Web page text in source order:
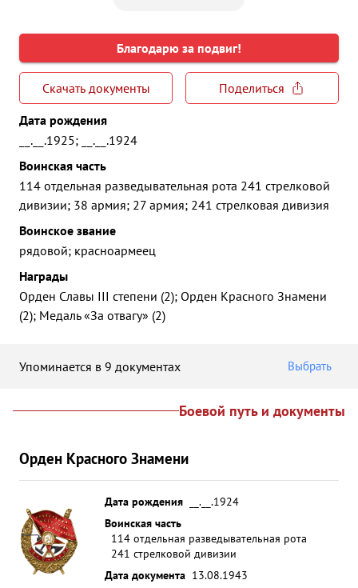
Благодарю за подвиг!
Скачать документы
Поделиться
Дата рождения
__.__.1925; __.__.1924
Воинская часть
114 отдельная разведывательная рота 241 стрелковой
дивизии; 38 армия; 27 армия; 241 стрелковая дивизия
Воинское звание
рядовой; красноармеец
Награды
Орден Славы III степени (2); Орден Красного Знамени
(2); Медаль «За отвагу» (2)
Упоминается в 9 документах Выбрать
Боевой путь и документы
Орден Красного Знамени
Дата рождения
__.__.1924
Воинская часть
114 отдельная разведывательная рота
241 стрелковой дивизии
Дата документа 13.08.1943